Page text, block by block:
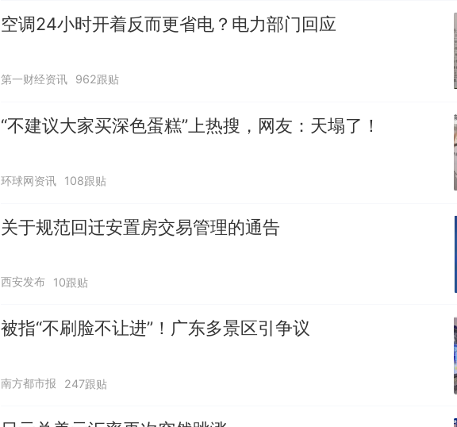
空调24小时开着反而更省电？电力部门回应
第一财经资讯 962跟贴
“不建议大家买深色蛋糕”上热搜，网友：天塌了！
环球网资讯 108跟贴
关于规范回迁安置房交易管理的通告
西安发布 10跟贴
被指“不刷脸不让进”！广东多景区引争议
南方都市报 247跟贴